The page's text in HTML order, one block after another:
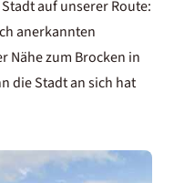
auf unserer Route:
anerkannten
Nähe zum Brocken in
die Stadt an sich hat